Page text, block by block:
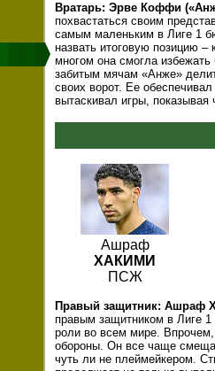
Вратарь: Эрве Коффи
похвастаться своим
самым маленьким в Лиге 1
назвать итоговую позицию
многом она смогла
забитым мячам «Анже»
своих ворот. Ее
вытаскивал игры,
Ашраф
ХАКИМИ
ПСЖ
Правый защитник: Ашраф
правым защитником в Лиге 1
роли во всем мире. Впрочем,
обороны. Он все чаще
чуть ли не плеймейкером.